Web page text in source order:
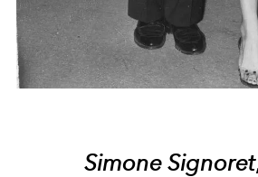
Simone Signoret